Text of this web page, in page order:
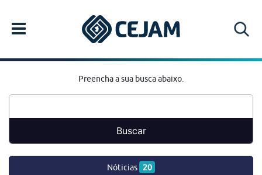
Preencha a sua busca abaixo.
Nóticias 20